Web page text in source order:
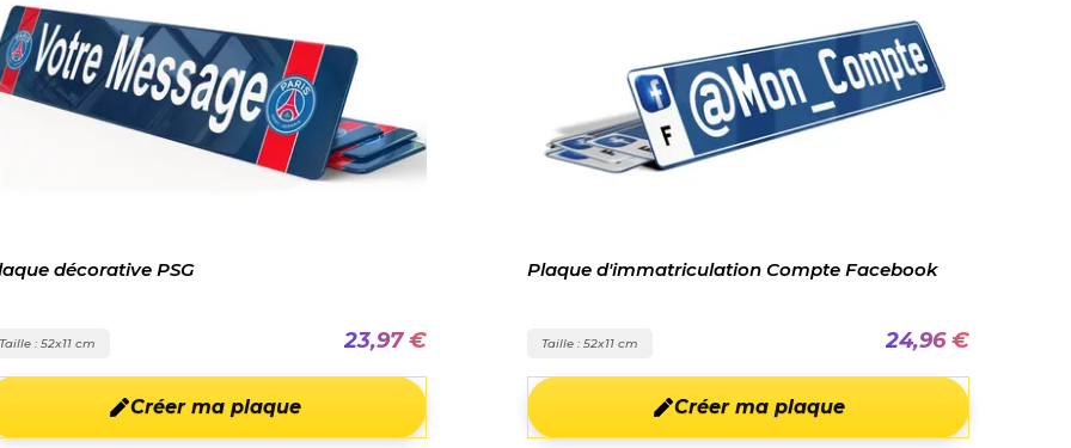
décorative PSG
: 52x11 cm 23,97 €
Créer ma plaque
Plaque d'immatriculation Compte Facebook
Taille : 52x11 cm 24,96 €
Créer ma plaque